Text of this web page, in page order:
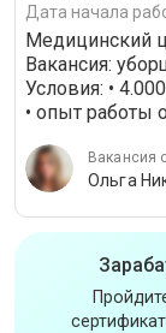
Дата начала
Медицинский
Вакансия:
Условия: •
• опыт работы
Вакансия
Ольга